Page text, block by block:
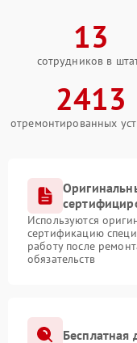
13
сотрудников в
2413
отремонтированных
Используются
сертификацию
работу после
обязательств
Бесплатная